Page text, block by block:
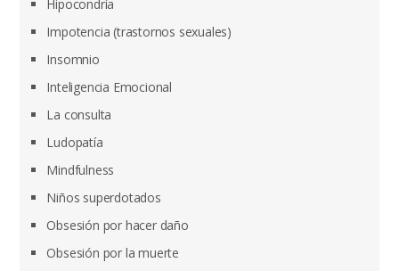
Hipocondría
Impotencia (trastornos sexuales)
Insomnio
Inteligencia Emocional
La consulta
Ludopatía
Mindfulness
Niños superdotados
Obsesión por hacer daño
Obsesión por la muerte